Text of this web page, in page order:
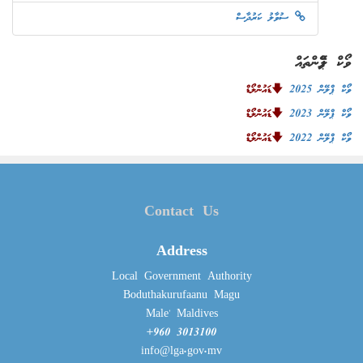
ސުވާލު ކަރުދާސް
ވޯކް ޕްލޭންތައް
ވޯކް ޕްލޭން 2025
🡇ޑައުންލޯޑް
ވޯކް ޕްލޭން 2023
🡇ޑައުންލޯޑް
ވޯކް ޕްލޭން 2022
🡇ޑައުންލޯޑް
Contact Us
Address
Local Government Authority
Boduthakurufaanu Magu
Male' Maldives
+960 3013100
info@lga.gov.mv